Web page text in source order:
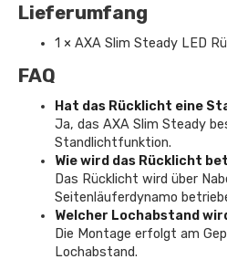
Lieferumfang
1 × AXA Slim Steady LED
FAQ
Hat das Rücklicht eine
Ja, das AXA Slim Steady
Standlichtfunktion.
Wie wird das Rücklicht
Das Rücklicht wird über
Seitenläuferdynamo
Welcher Lochabstand
Die Montage erfolgt am
Lochabstand.